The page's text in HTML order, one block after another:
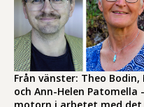
Från vänster: Theo
och Ann-Helen